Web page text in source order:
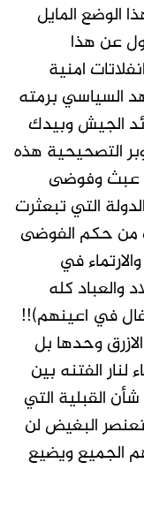
الوضع المايل
عن هذا
امنية
السياسي برمته
الجيش وبيدك
كله من بعد قرارات ٢٥ اكتوبر التصحيحية هذه
عبث وفوضى
التي تبعثرت
من حكم الفوضى
في
والعباد كله
في اعينهم)!!
وحدها بل
الفتنه بين
القبلية التي
البغيض لن
الجميع ويضيع